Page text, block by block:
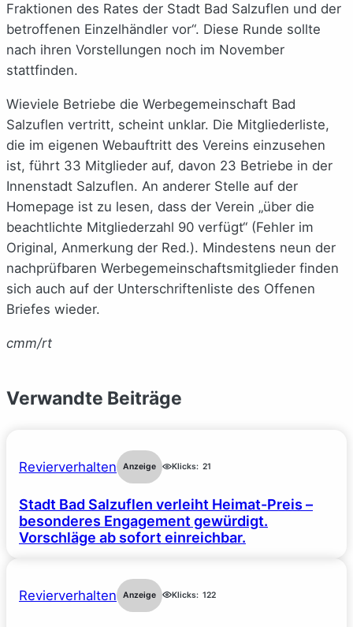
Fraktionen des Rates der Stadt Bad Salzuflen und der
betroffenen Einzelhändler vor“. Diese Runde sollte
nach ihren Vorstellungen noch im November
stattfinden.
Wieviele Betriebe die Werbegemeinschaft Bad
Salzuflen vertritt, scheint unklar. Die Mitgliederliste,
die im eigenen Webauftritt des Vereins einzusehen
ist, führt 33 Mitglieder auf, davon 23 Betriebe in der
Innenstadt Salzuflen. An anderer Stelle auf der
Homepage ist zu lesen, dass der Verein „über die
beachtlichte Mitgliederzahl 90 verfügt“ (Fehler im
Original, Anmerkung der Red.). Mindestens neun der
nachprüfbaren Werbegemeinschaftsmitglieder finden
sich auch auf der Unterschriftenliste des Offenen
Briefes wieder.
cmm/rt
Verwandte Beiträge
Revierverhalten Anzeige Klicks: 21
Stadt Bad Salzuflen verleiht Heimat-Preis –
besonderes Engagement gewürdigt.
Vorschläge ab sofort einreichbar.
Revierverhalten Anzeige Klicks: 122